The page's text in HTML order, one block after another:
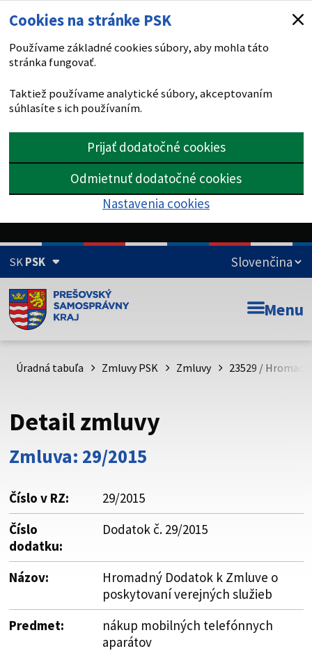
Cookies na stránke PSK
Používame základné cookies súbory, aby mohla táto
stránka fungovať.
Taktiež používame analytické súbory, akceptovaním
súhlasíte s ich používaním.
Prijať dodatočné cookies
Odmietnuť dodatočné cookies
Nastavenia cookies
SKPSK
Doména psk.sk je oficiálna
Toto je oficiálna webová stránka Prešovského
psk.sk.
Buďte pozorní a vždy sa uistite, že zdieľate informácie iba
cez zabezpečenú webovú stránku. Zabezpečená stránka
vždy začína https:// pred názvom domény webového sídla.
Menu
Úradná tabuľa Zmluvy PSK Zmluvy 23529 /
Detail zmluvy
Zmluva: 29/2015
Číslo v RZ:
29/2015
Číslo
dodatku:
Dodatok č. 29/2015
Názov:
Hromadný Dodatok k Zmluve o
poskytovaní verejných služieb
Predmet:
nákup mobilných telefónnych
aparátov